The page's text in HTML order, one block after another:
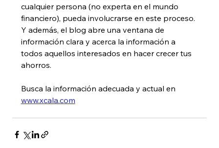
cualquier persona (no experta en el mundo
financiero), pueda involucrarse en este proceso.
Y además, el blog abre una ventana de
información clara y acerca la información a
todos aquellos interesados en hacer crecer tus
ahorros.
Busca la información adecuada y actual en
www.xcala.com